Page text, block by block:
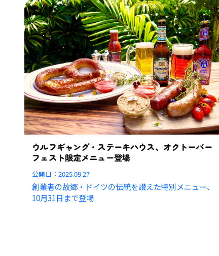
ウルフギャング・ステーキハウス、オクトーバー
フェスト限定メニュー登場
公開日：2025.09.27
創業者の故郷・ドイツの伝統を讃えた特別メニュー、
10月31日まで登場